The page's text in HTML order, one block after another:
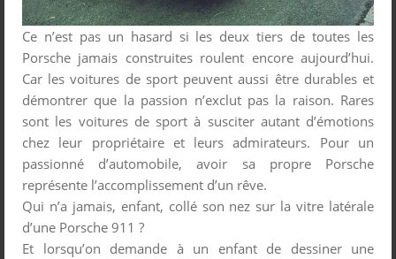
Ce n’est pas un hasard si les deux tiers de toutes les
Porsche jamais construites roulent encore aujourd’hui.
Car les voitures de sport peuvent aussi être durables et
démontrer que la passion n’exclut pas la raison. Rares
sont les voitures de sport à susciter autant d’émotions
chez leur propriétaire et leurs admirateurs. Pour un
passionné d’automobile, avoir sa propre Porsche
représente l’accomplissement d’un rêve.
Qui n’a jamais, enfant, collé son nez sur la vitre latérale
d’une Porsche 911 ?
Et lorsqu’on demande à un enfant de dessiner une